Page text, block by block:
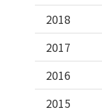
2018
2017
2016
2015